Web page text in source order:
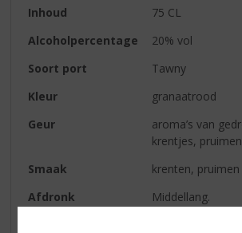
Inhoud
75 CL
Alcoholpercentage
20% vol
Soort port
Tawny
Kleur
granaatrood
Geur
aroma’s van
krentjes,
Smaak
krenten,
Afdronk
Middellang.